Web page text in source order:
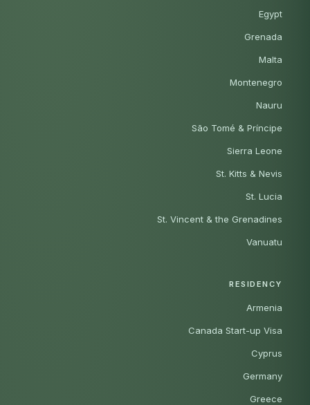
Egypt
Grenada
Malta
Montenegro
Nauru
São Tomé & Príncipe
Sierra Leone
St. Kitts & Nevis
St. Lucia
St. Vincent & the Grenadines
Vanuatu
RESIDENCY
Armenia
Canada Start-up Visa
Cyprus
Germany
Greece